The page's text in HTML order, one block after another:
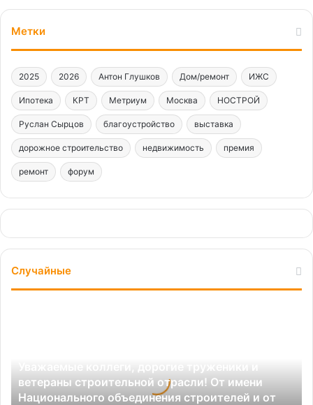
Метки
2025 2026 Антон Глушков Дом/ремонт ИЖС
Ипотека КРТ Метриум Москва НОСТРОЙ
Руслан Сырцов благоустройство выставка
дорожное строительство недвижимость премия
ремонт форум
Случайные
ветераны
строительной
ветераны строительной отрасли! От имени
Национального объединения строителей и от